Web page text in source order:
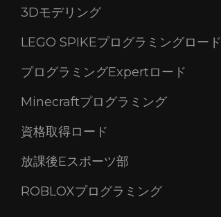
3Dモデリング
LEGO SPIKEプログラミングロード
プログラミングExpertロード
Minecraftプログラミング
資格取得ロード
放課後Eスポーツ部
ROBLOXプログラミング